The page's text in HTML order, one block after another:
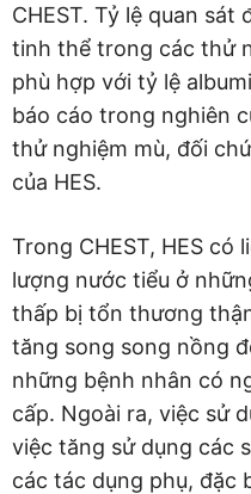
CHEST. Tỷ lệ quan sát
tinh thể trong các thử
phù hợp với tỷ lệ
báo cáo trong nghiên
thử nghiệm mù, đối
của HES.
Trong CHEST, HES có
lượng nước tiểu ở
thấp bị tổn thương
tăng song song nồng
những bệnh nhân có
cấp. Ngoài ra, việc sử
việc tăng sử dụng các
các tác dụng phụ, đặc